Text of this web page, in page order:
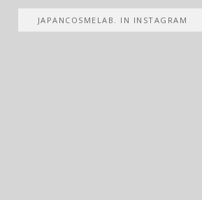
JAPANCOSMELAB. IN INSTAGRAM